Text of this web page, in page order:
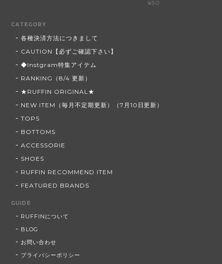
¥50
CATEGORY
各種決済方法につきまして
CAUTION【必ずご確認下さい】
◆Instgram特集アイテム
RANKING（8/4 更新）
★RUFFIN ORIGINAL★
NEW ITEM（毎月不定期更新）（7月10日更新）
TOPS
BOTTOMS
ACCESSORIE
SHOES
RUFFIN RECOMMEND ITEM
FEATURED BRANDS
GUIDE
RUFFINについて
BLOG
お問い合わせ
プライバシーポリシー